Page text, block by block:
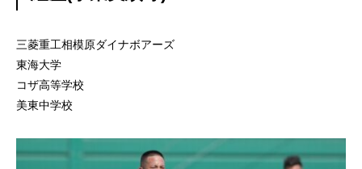
三菱重工相模原ダイナボアーズ
東海大学
コザ高等学校
美東中学校